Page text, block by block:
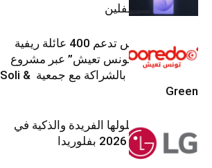
من أعين المتطفلين
Ooredoo تونس تدعم 400 عائلة ريفية
ضمن برنامج “تونس تعيش” عبر مشروع
تنموي مستدام بالشراكة مع جمعية Soli &
Green
إل جي تقدم حلولها الفريدة والذكية في
معرض (KBIS) 2026 بفلوريدا